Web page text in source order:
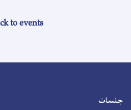
to events
جلسات